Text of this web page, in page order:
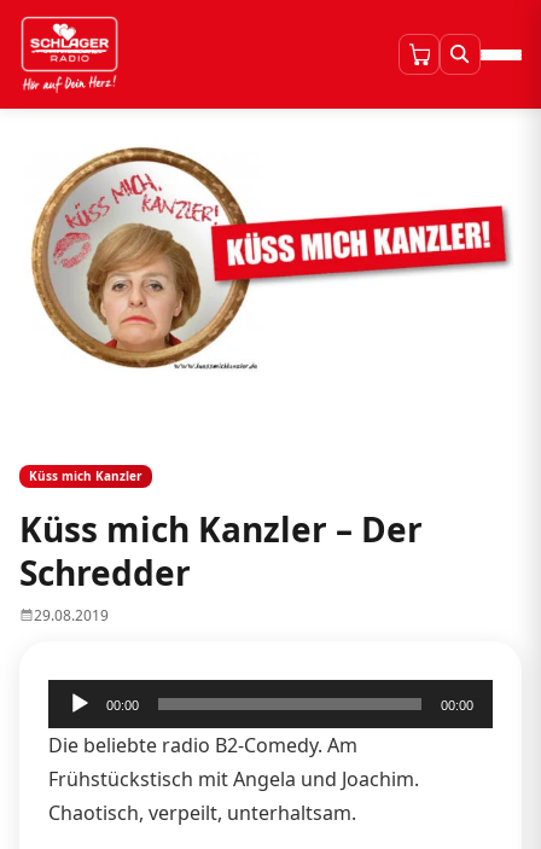
Küss mich Kanzler
Küss mich Kanzler – Der
Schredder
29.08.2019
Audio-
Player
00:00 00:00
Die beliebte radio B2-Comedy. Am
Frühstückstisch mit Angela und Joachim.
Chaotisch, verpeilt, unterhaltsam.